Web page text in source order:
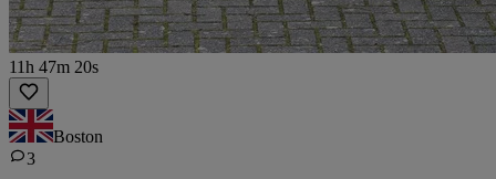
11h 47m 20s
Boston
3